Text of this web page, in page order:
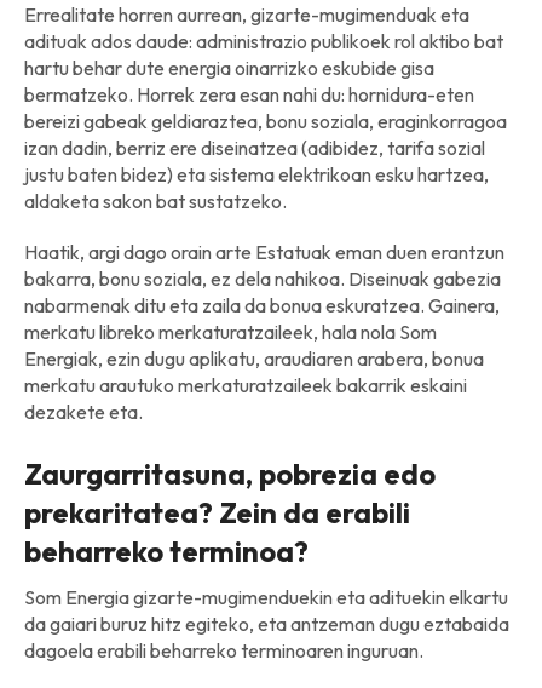
Errealitate horren aurrean, gizarte-mugimenduak eta
adituak ados daude: administrazio publikoek rol aktibo bat
hartu behar dute energia oinarrizko eskubide gisa
bermatzeko. Horrek zera esan nahi du: hornidura-eten
bereizi gabeak geldiaraztea, bonu soziala, eraginkorragoa
izan dadin, berriz ere diseinatzea (adibidez, tarifa sozial
justu baten bidez) eta sistema elektrikoan esku hartzea,
aldaketa sakon bat sustatzeko.
Haatik, argi dago orain arte Estatuak eman duen erantzun
bakarra, bonu soziala, ez dela nahikoa. Diseinuak gabezia
nabarmenak ditu eta zaila da bonua eskuratzea. Gainera,
merkatu libreko merkaturatzaileek, hala nola Som
Energiak, ezin dugu aplikatu, araudiaren arabera, bonua
merkatu arautuko merkaturatzaileek bakarrik eskaini
dezakete eta.
Zaurgarritasuna, pobrezia edo
prekaritatea? Zein da erabili
beharreko terminoa?
Som Energia gizarte-mugimenduekin eta adituekin elkartu
da gaiari buruz hitz egiteko, eta antzeman dugu eztabaida
dagoela erabili beharreko terminoaren inguruan.